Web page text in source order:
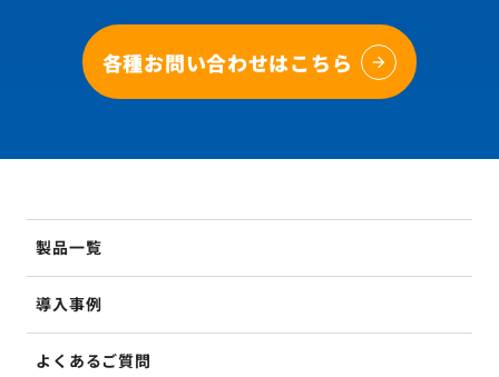
各種お問い合わせはこちら
製品一覧
導入事例
よくあるご質問